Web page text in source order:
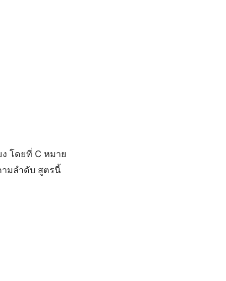
โดยที่ C หมาย
ามลำดับ สูตรนี้